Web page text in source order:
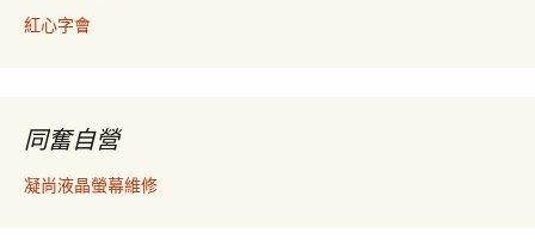
紅心字會
同奮自營
凝尚液晶螢幕維修